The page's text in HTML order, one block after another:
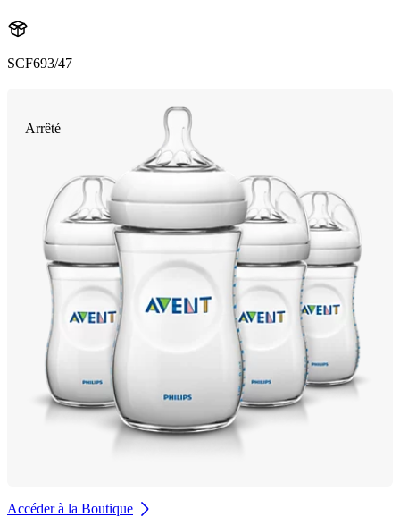
SCF693/47
Arrêté
Accéder à la Boutique